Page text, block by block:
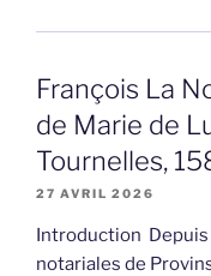
François La
de Marie de
Tournelles,
27 AVRIL 2026
Introduction Depuis
notariales de